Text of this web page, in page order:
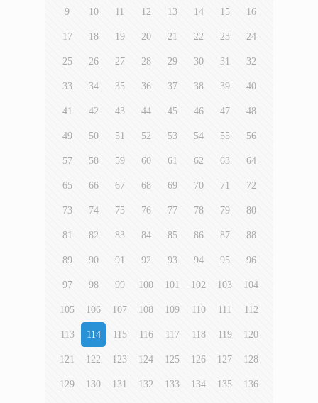
9 10 11 12 13 14 15 16
17 18 19 20 21 22 23 24
25 26 27 28 29 30 31 32
33 34 35 36 37 38 39 40
41 42 43 44 45 46 47 48
49 50 51 52 53 54 55 56
57 58 59 60 61 62 63 64
65 66 67 68 69 70 71 72
73 74 75 76 77 78 79 80
81 82 83 84 85 86 87 88
89 90 91 92 93 94 95 96
97 98 99 100 101 102 103 104
105 106 107 108 109 110 111 112
113 114 115 116 117 118 119 120
121 122 123 124 125 126 127 128
129 130 131 132 133 134 135 136